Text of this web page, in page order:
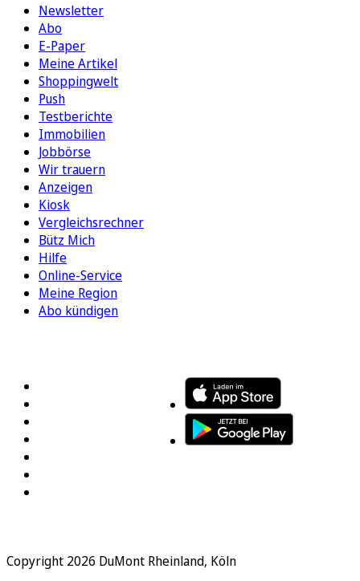
Newsletter
Abo
E-Paper
Meine Artikel
Shoppingwelt
Push
Testberichte
Immobilien
Jobbörse
Wir trauern
Anzeigen
Kiosk
Vergleichsrechner
Bütz Mich
Hilfe
Online-Service
Meine Region
Abo kündigen
Copyright 2026 DuMont Rheinland, Köln